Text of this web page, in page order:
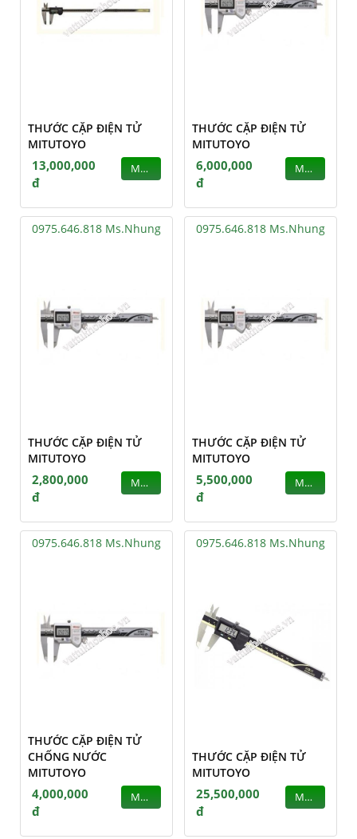
THƯỚC CẶP ĐIỆN TỬ
MITUTOYO
13,000,000
đ
MUA
THƯỚC CẶP ĐIỆN TỬ
MITUTOYO
6,000,000
đ
MUA
0975.646.818 Ms.Nhung
THƯỚC CẶP ĐIỆN TỬ
MITUTOYO
2,800,000
đ
MUA
0975.646.818 Ms.Nhung
THƯỚC CẶP ĐIỆN TỬ
MITUTOYO
5,500,000
đ
MUA
0975.646.818 Ms.Nhung
THƯỚC CẶP ĐIỆN TỬ
CHỐNG NƯỚC
MITUTOYO
4,000,000
đ
MUA
0975.646.818 Ms.Nhung
THƯỚC CẶP ĐIỆN TỬ
MITUTOYO
25,500,000
đ
MUA